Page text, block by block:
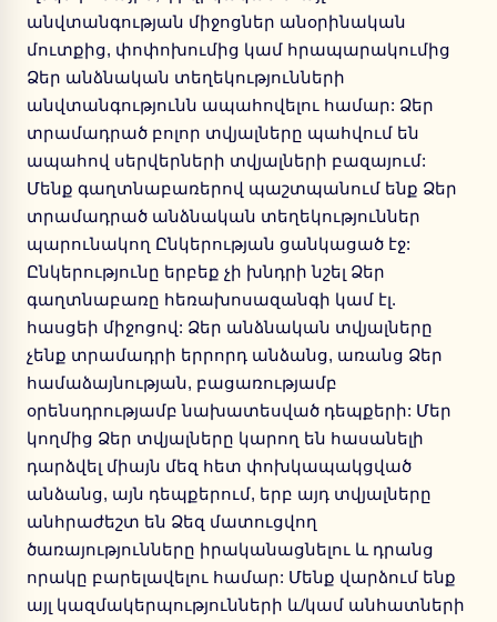
անվտանգության միջոցներ անօրինական
մուտքից, փոփոխումից կամ հրապարակումից
Ձեր անձնական տեղեկությունների
անվտանգությունն ապահովելու համար: Ձեր
տրամադրած բոլոր տվյալները պահվում են
ապահով սերվերների տվյալների բազայում:
Մենք գաղտնաբառերով պաշտպանում ենք Ձեր
տրամադրած անձնական տեղեկություններ
պարունակող Ընկերության ցանկացած էջ:
Ընկերությունը երբեք չի խնդրի նշել Ձեր
գաղտնաբառը հեռախոսազանգի կամ էլ.
հասցեի միջոցով: Ձեր անձնական տվյալները
չենք տրամադրի երրորդ անձանց, առանց Ձեր
համաձայնության, բացառությամբ
օրենսդրությամբ նախատեսված դեպքերի: Մեր
կողմից Ձեր տվյալները կարող են հասանելի
դարձվել միայն մեզ հետ փոխկապակցված
անձանց, այն դեպքերում, երբ այդ տվյալները
անհրաժեշտ են Ձեզ մատուցվող
ծառայությունները իրականացնելու և դրանց
որակը բարելավելու համար: Մենք վարձում ենք
այլ կազմակերպությունների և/կամ անհատների